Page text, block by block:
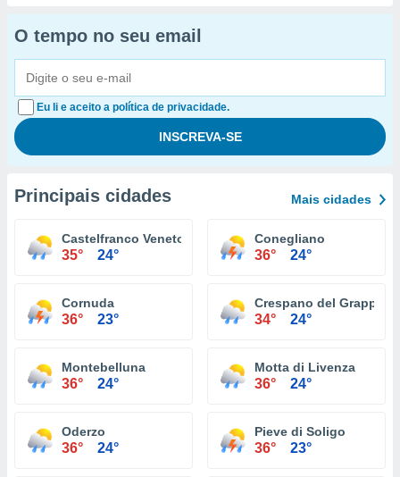
O tempo no seu email
Eu li e aceito a política de privacidade.
Principais cidades Mais cidades
Castelfranco Veneto
35° 24°
Conegliano
36° 24°
Cornuda
36° 23°
Crespano del Grappa
34° 24°
Montebelluna
36° 24°
Motta di Livenza
36° 24°
Oderzo
36° 24°
Pieve di Soligo
36° 23°